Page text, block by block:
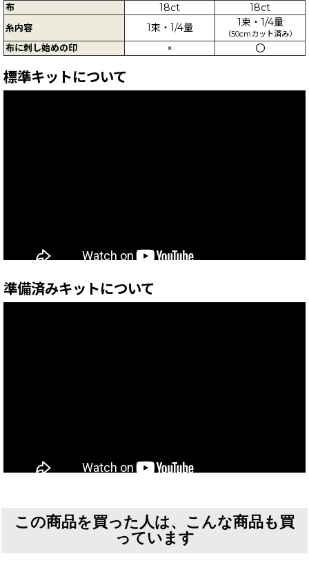
布 18ct 18ct
糸内容 1束・1/4量 1束・1/4量
（50cmカット済み）
布に刺し始めの印 × 〇
標準キットについて
準備済みキットについて
この商品を買った人は、こんな商品も買
っています